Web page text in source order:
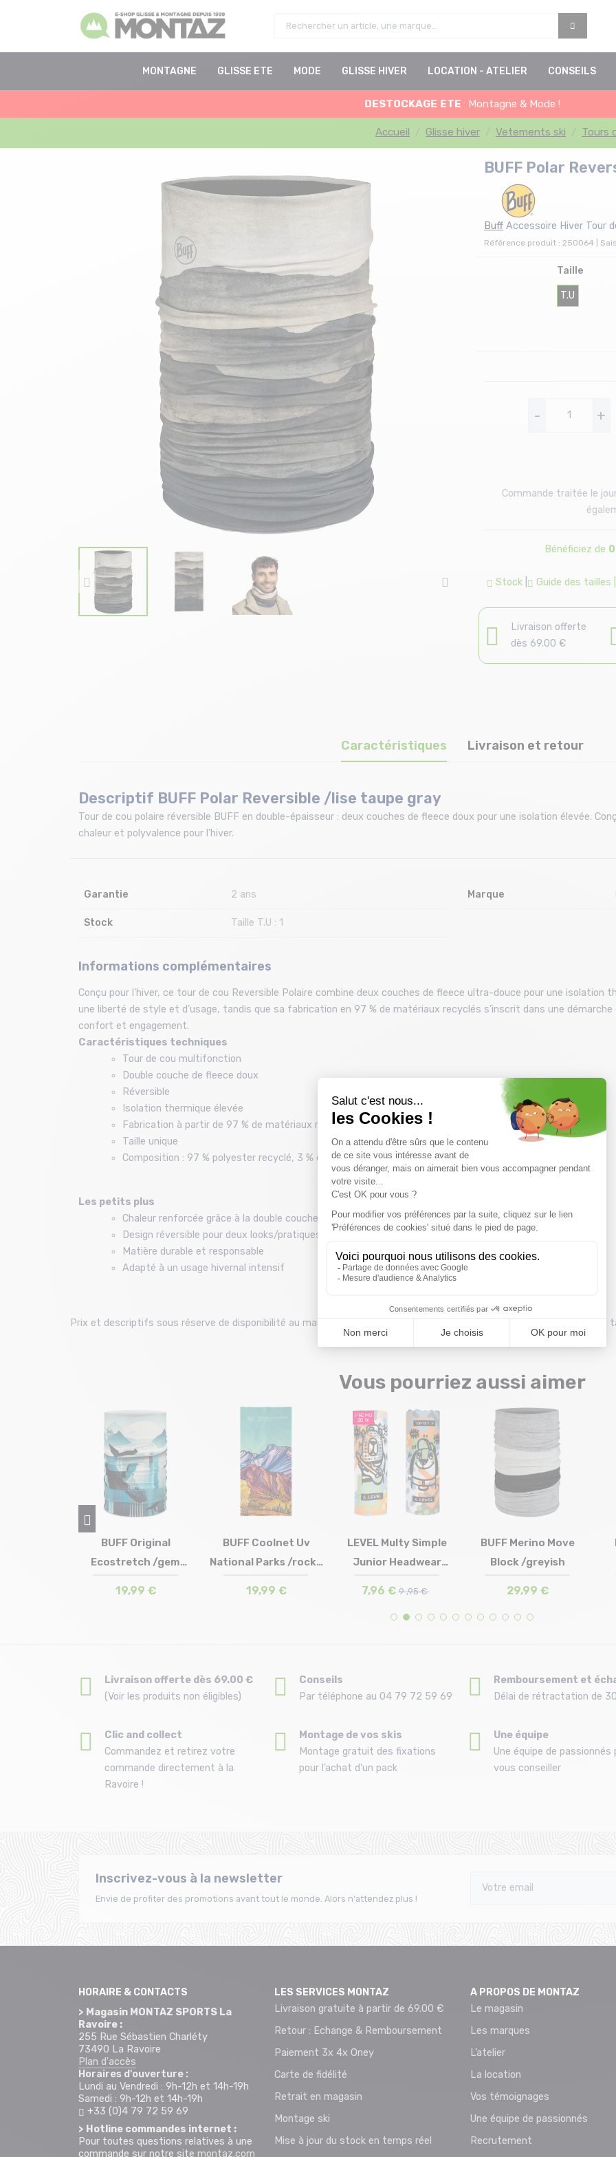
MONTAGNE GLISSE ETE MODE GLISSE HIVER LOCATION - ATELIER CONSEILS
DESTOCKAGE ETE : Montagne & Mode !
Accueil Glisse hiver Vetements ski Tours
BUFF Polar
Buff Accessoire Hiver Tour
Référence produit : 250064 |
Taille
T.U
- +
Commande traitée le
Bénéficiez de
Stock Guide des tailles
Livraison offerte
dès 69.00 €
Caractéristiques Livraison et retour
Descriptif BUFF Polar Reversible /lise taupe gray
Tour de cou polaire réversible BUFF en double-épaisseur : deux couches de fleece doux pour une isolation élevée.
chaleur et polyvalence pour l’hiver.
Garantie 2 ans
Stock Taille T.U : 1
Marque
Informations complémentaires
Conçu pour l’hiver, ce tour de cou Reversible Polaire combine deux couches de fleece ultra-douce pour une isolation
une liberté de style et d’usage, tandis que sa fabrication en 97 % de matériaux recyclés s’inscrit dans une
confort et engagement.
Caractéristiques techniques
Tour de cou multifonction
Double couche de fleece doux
Réversible
Isolation thermique élevée
Fabrication à partir de 97 % de matériaux recyclés
Taille unique
Composition : 97 % polyester recyclé, 3 % élasthanne
Les petits plus
Chaleur renforcée grâce à la double couche
Design réversible pour deux looks/pratiques
Matière durable et responsable
Adapté à un usage hivernal intensif
Prix et descriptifs sous réserve de disponibilité au magasin Montaz , La Ravoire. Les tarifs du catalogue sont toutes
Vous pourriez aussi aimer
Taille en stock
BUFF Original
Ecostretch /gem
19,99 €
Taille en stock
BUFF Coolnet Uv
National Parks /rocky
19,99 €
PROMO
20 %
Taille en stock
LEVEL Multy Simple
Junior Headwear
7,96 € 9 ,95 €
Taille en stock
BUFF Merino Move
Block /greyish
29,99 €
Livraison offerte dès 69.00 €
(Voir les produits non éligibles)
Conseils
Par téléphone au 04 79 72 59 69
Remboursement et
Délai de rétractation de
Clic and collect
Commandez et retirez votre
commande directement à la
Ravoire !
Montage de vos skis
Montage gratuit des fixations
pour l’achat d'un pack
Une équipe
Une équipe de passionnés
vous conseiller
Inscrivez-vous à la newsletter
Envie de profiter des promotions avant tout le monde. Alors n'attendez plus !
HORAIRE & CONTACTS
> Magasin MONTAZ SPORTS La
Ravoire :
255 Rue Sébastien Charléty
73490 La Ravoire
Plan d'accès
Horaires d'ouverture :
Lundi au Vendredi : 9h-12h et 14h-19h
Samedi : 9h-12h et 14h-19h
+33 (0)4 79 72 59 69
> Hotline commandes internet :
Pour toutes questions relatives à une
commande sur notre site montaz.com
LES SERVICES MONTAZ
Livraison gratuite à partir de 69.00 €
Retour : Echange & Remboursement
Paiement 3x 4x Oney
Carte de fidélité
Retrait en magasin
Montage ski
Mise à jour du stock en temps réel
A PROPOS DE MONTAZ
Le magasin
Les marques
L’atelier
La location
Vos témoignages
Une équipe de passionnés
Recrutement